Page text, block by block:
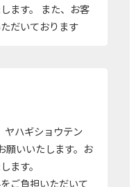
ます。 また、お客
だいております
ハギショウテン
願いいたします。お
ます。
ご負担いただいて